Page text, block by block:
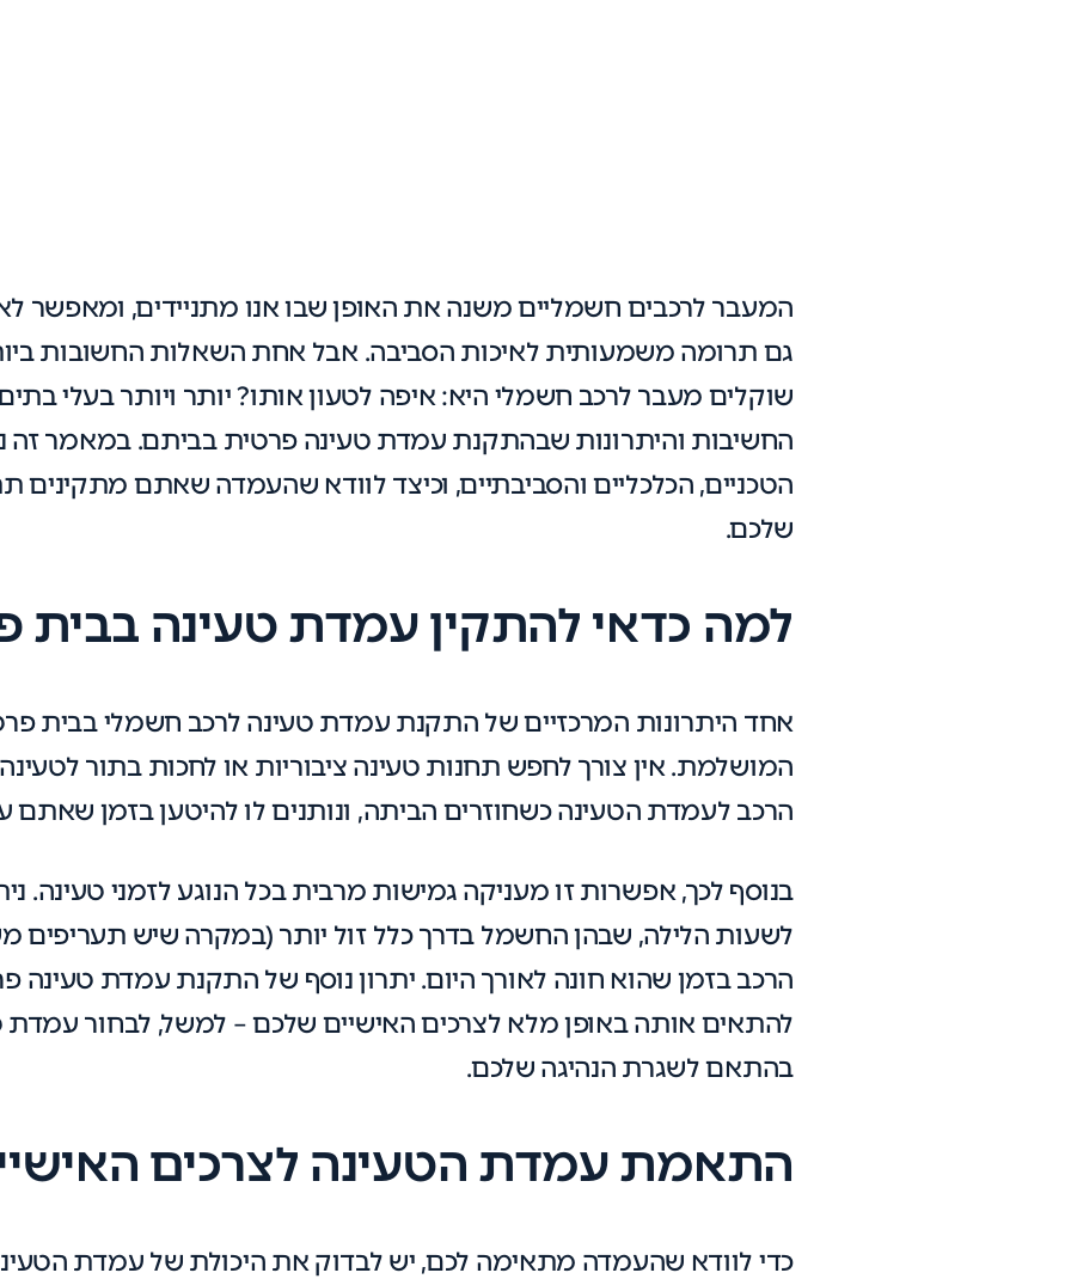
המעבר לרכבים חשמליים משנה את האופן שבו אנו מתניידים, ומאפשר לא
גם תרומה משמעותית לאיכות הסביבה. אבל אחת השאלות החשובות
שוקלים מעבר לרכב חשמלי היא: איפה לטעון אותו? יותר ויותר בעלי
החשיבות והיתרונות שבהתקנת עמדת טעינה פרטית בביתם. במאמר זה
הטכניים, הכלכליים והסביבתיים, וכיצד לוודא שהעמדה שאתם מתקינים
שלכם.
למה כדאי להתקין עמדת טעינה בבית
אחד היתרונות המרכזיים של התקנת עמדת טעינה לרכב חשמלי בבית
המושלמת. אין צורך לחפש תחנות טעינה ציבוריות או לחכות בתור
הרכב לעמדת הטעינה כשחוזרים הביתה, ונותנים לו להיטען בזמן שאתם
בנוסף לכך, אפשרות זו מעניקה גמישות מרבית בכל הנוגע לזמני טעינה.
לשעות הלילה, שבהן החשמל בדרך כלל זול יותר (במקרה שיש תעריפים
הרכב בזמן שהוא חונה לאורך היום. יתרון נוסף של התקנת עמדת טעינה
להתאים אותה באופן מלא לצרכים האישיים שלכם – למשל, לבחור עמדת
בהתאם לשגרת הנהיגה שלכם.
התאמת עמדת הטעינה לצרכים
כדי לוודא שהעמדה מתאימה לכם, יש לבדוק את היכולת של עמדת